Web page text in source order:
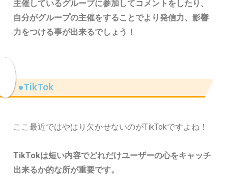
主催しているグループに参加してコメントをしたり、
自分がグループの主催をすることでより発信力、影響
力をつける事が出来るでしょう！
●TikTok
ここ最近ではやはり欠かせないのがTikTokですよね！
TikTokは短い内容でどれだけユーザーの心をキャッチ
出来るか的な所が重要です。